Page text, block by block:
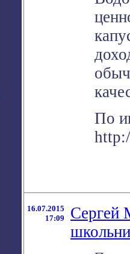
По
16.07.2015
17:09
Сергей